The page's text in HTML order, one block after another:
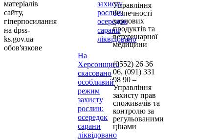
матеріалів
сайту,
гіперпосилання
на dpss-
ks.gov.ua
обов'язкове
На
Херсонщині
скасовано
особливий
режим
захисту
рослин:
осередок
сарани
ліквідовано
Управління
безпечності
харчових
продуктів та
ветеринарної
медицини
(0552) 26 36
06, (091) 331
98 90 –
Управління
захисту прав
споживачів та
контролю за
регульованими
цінами